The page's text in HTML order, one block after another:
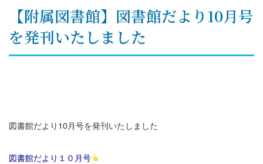
【附属図書館】図書館だより10月号
を発刊いたしました
図書館だより10月号を発刊いたしました
図書館だより１０月号